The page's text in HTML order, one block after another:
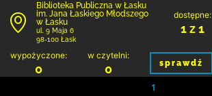
Biblioteka Publiczna w Łasku
im. Jana Łaskiego Młodszego
w Łasku
ul. 9 Maja 6
98-100 Łask
dostępne:
1 z 1
wypożyczone:
0
w czytelni:
0 sprawdź
1